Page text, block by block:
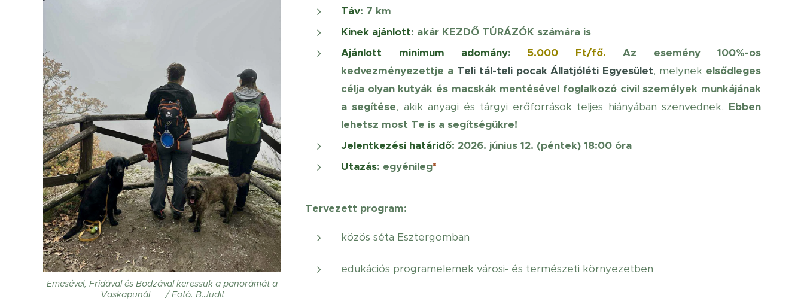
Emesével, Fridával és Bodzával keressük a panorámát a
Vaskapunál 😄 / Fotó. B.Judit
Táv: 7 km
Kinek ajánlott: akár KEZDŐ TÚRÁZÓK számára is
Ajánlott minimum adomány:5.000 Ft/fő.Az esemény 100%-os
kedvezményezettje a Teli tál-teli pocak Állatjóléti Egyesület, melynek elsődleges
célja olyan kutyák és macskák mentésével foglalkozó civil személyek munkájának
a segítése, akik anyagi és tárgyi erőforrások teljes hiányában szenvednek. Ebben
lehetsz most Te is a segítségükre!
Jelentkezési határidő: 2026. június 12. (péntek) 18:00 óra
Utazás: egyénileg*
Tervezett program:
közös séta Esztergomban
edukációs programelemek városi- és természeti környezetben